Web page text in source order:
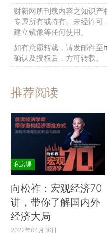
财新网所刊载内容之知识产
专属所有或持有。未经许可
建立镜像等任何使用。
如有意愿转载，请发邮件至
确认及授权后，方可转载。
推荐阅读
私房课
向松祚：宏观经济70
讲，带你了解国内外
经济大局
2022年04月06日